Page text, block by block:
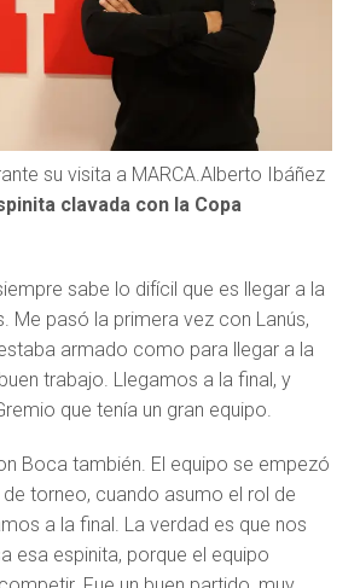
su visita a MARCA.Alberto Ibáñez
clavada con la Copa
sabe lo difícil que es llegar a la
Me pasó la primera vez con Lanús,
armado como para llegar a la
trabajo. Llegamos a la final, y
que tenía un gran equipo.
Boca también. El equipo se empezó
torneo, cuando asumo el rol de
a la final. La verdad es que nos
esa espinita, porque el equipo